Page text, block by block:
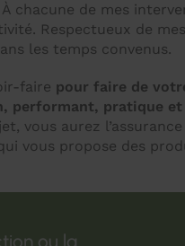
chacune de mes
Respectueux de
les temps convenus.
faire pour faire de
performant, pratique
vous aurez
vous propose des
ou la